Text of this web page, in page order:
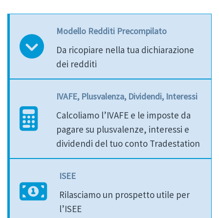
Modello Redditi Precompilato
Da ricopiare nella tua dichiarazione
dei redditi
IVAFE, Plusvalenza, Dividendi, Interessi
Calcoliamo l’IVAFE e le imposte da
pagare su plusvalenze, interessi e
dividendi del tuo conto Tradestation
ISEE
Rilasciamo un prospetto utile per
l’ISEE